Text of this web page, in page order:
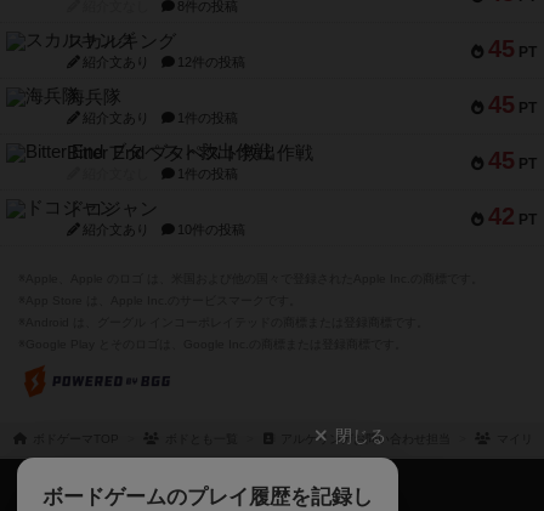
8件の投稿
45 PT
スカルキング
紹介文あり 12件の投稿
45 PT
海兵隊
紹介文あり 1件の投稿
45 PT
Bitter End ブタペスト救出作戦
1件の投稿
42 PT
ドコジャン
紹介文あり 10件の投稿
アルケリンガお問い合わせ担当
閉じる
ボードゲームのプレイ履歴を記録し
ボドゲーマTOP